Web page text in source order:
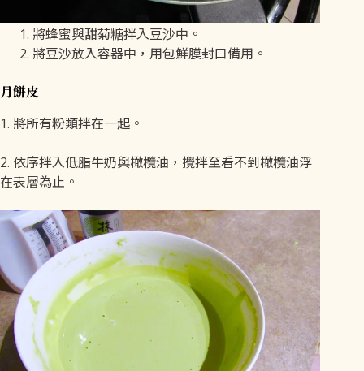
將蜂蜜與甜菊糖拌入豆沙中。
將豆沙放入容器中，用包鮮膜封口備用。
月餅皮
1. 將所有粉類拌在一起。
2. 依序拌入低脂牛奶與橄欖油，攪拌至看不到橄欖油浮
在表層為止。